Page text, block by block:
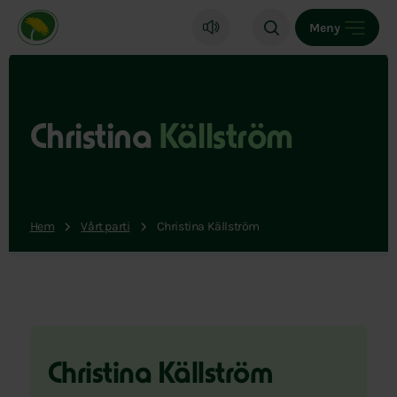
Miljöpartiet de gröna, startsida
Meny
Christina Källström
Hem Vårt parti Christina Källström
Christina Källström